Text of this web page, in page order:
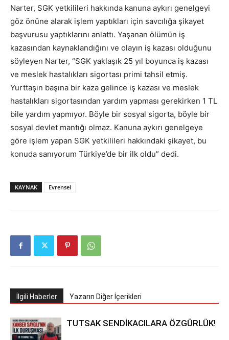
Narter, SGK yetkilileri hakkında kanuna aykırı genelgeyi
göz önüne alarak işlem yaptıkları için savcılığa şikayet
başvurusu yaptıklarını anlattı. Yaşanan ölümün iş
kazasından kaynaklandığını ve olayın iş kazası olduğunu
söyleyen Narter, “SGK yaklaşık 25 yıl boyunca iş kazası
ve meslek hastalıkları sigortası primi tahsil etmiş.
Yurttaşın başına bir kaza gelince iş kazası ve meslek
hastalıkları sigortasından yardım yapması gerekirken 1 TL
bile yardım yapmıyor. Böyle bir sosyal sigorta, böyle bir
sosyal devlet mantığı olmaz. Kanuna aykırı genelgeye
göre işlem yapan SGK yetkilileri hakkındaki şikayet, bu
konuda sanıyorum Türkiye’de bir ilk oldu” dedi.
KAYNAK Evrensel
İlgili Haberler Yazarın Diğer İçerikleri
TUTSAK SENDİKACILARA ÖZGÜRLÜK!